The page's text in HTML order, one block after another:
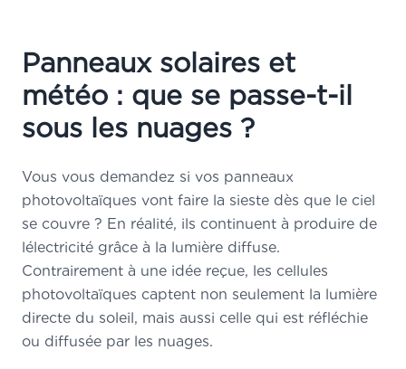
Panneaux solaires et
météo : que se passe-t-il
sous les nuages ?
Vous vous demandez si vos panneaux
photovoltaïques vont faire la sieste dès que le ciel
se couvre ? En réalité, ils continuent à produire de
lélectricité grâce à la lumière diffuse.
Contrairement à une idée reçue, les cellules
photovoltaïques captent non seulement la lumière
directe du soleil, mais aussi celle qui est réfléchie
ou diffusée par les nuages.